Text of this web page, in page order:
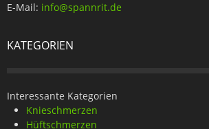
E-Mail: info@spannrit.de
KATEGORIEN
Interessante Kategorien
Knieschmerzen
Hüftschmerzen